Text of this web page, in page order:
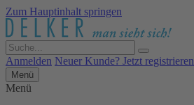
Zum Hauptinhalt springen
Anmelden Neuer Kunde? Jetzt registrieren
Menü
Menü